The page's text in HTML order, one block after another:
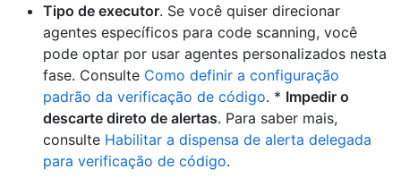
Tipo de executor. Se você quiser direcionar
agentes específicos para code scanning, você
pode optar por usar agentes personalizados nesta
fase. Consulte Como definir a configuração
padrão da verificação de código. * Impedir o
descarte direto de alertas. Para saber mais,
consulte Habilitar a dispensa de alerta delegada
para verificação de código.